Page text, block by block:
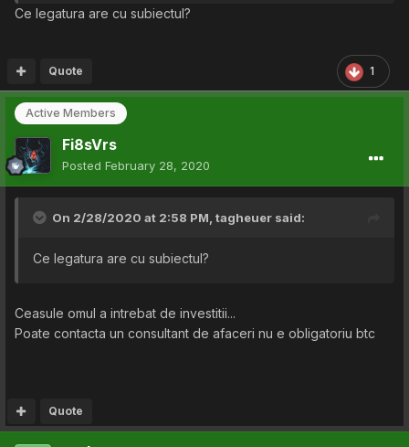
Ce legatura are cu subiectul?
1
Quote
Active Members
Fi8sVrs
Posted February 28, 2020
On 2/28/2020 at 2:58 PM, tagheuer said:
Ce legatura are cu subiectul?
Ceasule omul a intrebat de investitii...
Poate contacta un consultant de afaceri nu e obligatoriu btc
Quote